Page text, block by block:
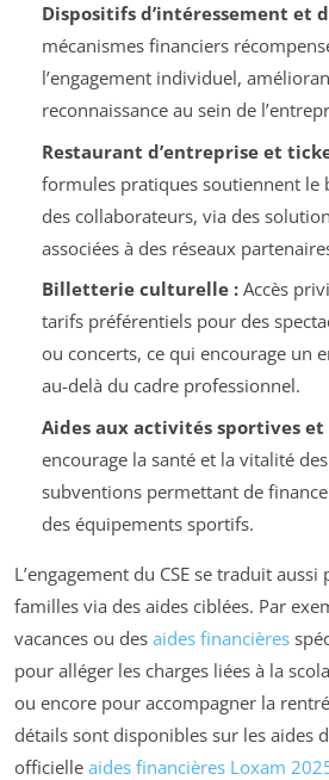
Dispositifs d’intéressement et
mécanismes financiers
l’engagement individuel,
reconnaissance au sein de
Restaurant d’entreprise et
formules pratiques soutiennent le
des collaborateurs, via des
associées à des réseaux
Billetterie culturelle :Accès
tarifs préférentiels pour des
ou concerts, ce qui encourage un
au-delà du cadre professionnel.
Aides aux activités sportives
encourage la santé et la vitalité
subventions permettant de
des équipements sportifs.
L’engagement du CSE se traduit
familles via des aides ciblées. Par
vacances ou des aides financières
pour alléger les charges liées à la
ou encore pour accompagner la
détails sont disponibles sur les aides
officielle aides financières Loxam